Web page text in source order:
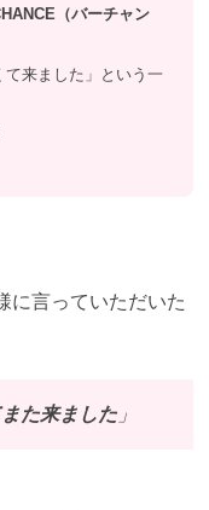
（バーチャン
来ました」という一
に言っていただいた
た来ました」